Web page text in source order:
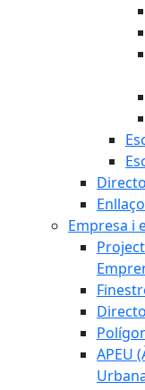
Empresa i
APEU